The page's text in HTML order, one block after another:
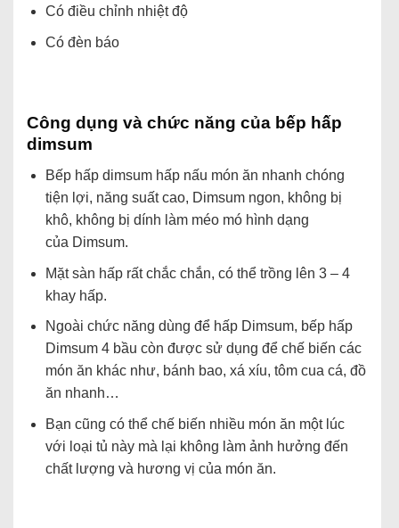
Có điều chỉnh nhiệt độ
Có đèn báo
Công dụng và chức năng của bếp hấp
dimsum
Bếp hấp dimsum hấp nấu món ăn nhanh chóng
tiện lợi, năng suất cao, Dimsum ngon, không bị
khô, không bị dính làm méo mó hình dạng
của Dimsum.
Mặt sàn hấp rất chắc chắn, có thể trồng lên 3 – 4
khay hấp.
Ngoài chức năng dùng để hấp Dimsum, bếp hấp
Dimsum 4 bầu còn được sử dụng để chế biến các
món ăn khác như, bánh bao, xá xíu, tôm cua cá, đồ
ăn nhanh…
Bạn cũng có thể chế biến nhiều món ăn một lúc
với loại tủ này mà lại không làm ảnh hưởng đến
chất lượng và hương vị của món ăn.